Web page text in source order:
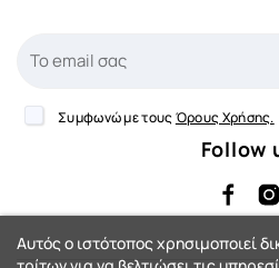
Συμφωνώ με τους Όρους Χρήσης.
Follow
Αυτός ο ιστότοπος χρησιμοποιεί